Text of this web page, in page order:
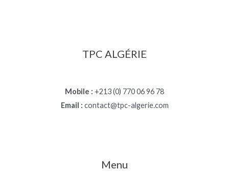
TPC ALGÉRIE
Mobile : +213 (0) 770 06 96 78
Email : contact@tpc-algerie.com
Menu